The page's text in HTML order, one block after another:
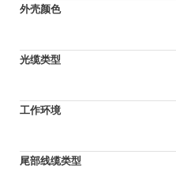
外壳颜色
光缆类型
工作环境
尾部线缆类型